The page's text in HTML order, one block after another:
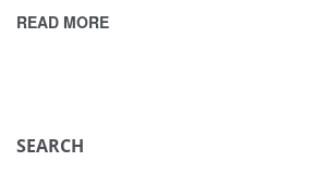
READ MORE
SEARCH